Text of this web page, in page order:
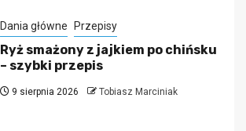
Dania główne Przepisy
Ryż smażony z jajkiem po chińsku
– szybki przepis
9 sierpnia 2026 Tobiasz Marciniak